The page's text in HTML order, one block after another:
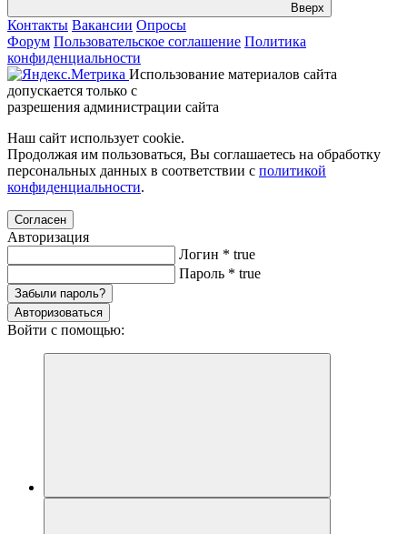
Вверх
Контакты Вакансии Опросы
Форум Пользовательское соглашение Политика
конфиденциальности
Использование материалов сайта
допускается только с
разрешения администрации сайта
Наш сайт использует cookie.
Продолжая им пользоваться, Вы соглашаетесь на обработку
персональных данных в соответствии с политикой
конфиденциальности.
Согласен
Авторизация
Логин * true
Пароль * true
Забыли пароль?
Авторизоваться
Войти с помощью: